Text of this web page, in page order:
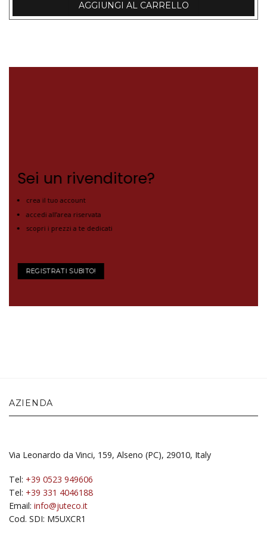
AGGIUNGI AL CARRELLO
Sei un rivenditore?
crea il tuo account
accedi all’area riservata
scopri i prezzi a te dedicati
REGISTRATI SUBITO!
AZIENDA
Via Leonardo da Vinci, 159, Alseno (PC), 29010, Italy
Tel: +39 0523 949606
Tel: +39 331 4046188
Email: info@juteco.it
Cod. SDI: M5UXCR1